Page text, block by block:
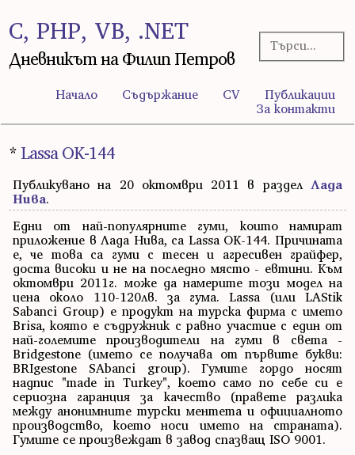
C, PHP, VB, .NET
Дневникът на Филип Петров
Начало Съдържание CV
Публикации
За контакти
* Lassa OK-144
Публикувано на 20 октомври 2011 в раздел Лада
Нива.
Едни от най-популярните гуми, които намират
приложение в Лада Нива, са Lassa OK-144. Причината
е, че това са гуми с тесен и агресивен грайфер,
доста високи и не на последно място - евтини. Към
октомври 2011г. може да намерите този модел на
цена около 110-120лв. за гума. Lassa (или LAStik
Sabanci Group) е продукт на турска фирма с името
Brisa, която е съдружник с равно участие с един от
най-големите производители на гуми в света -
Bridgestone (името се получава от първите букви:
BRIgestone SAbanci group). Гумите гордо носят
надпис "made in Turkey", което само по себе си е
сериозна гаранция за качество (правете разлика
между анонимните турски ментета и официалното
производство, което носи името на страната).
Гумите се произвеждат в завод спазващ ISO 9001.